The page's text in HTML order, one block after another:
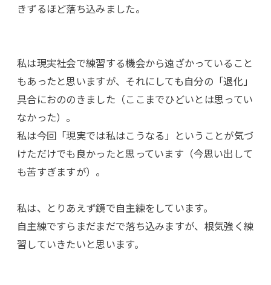
きずるほど落ち込みました。
私は現実社会で練習する機会から遠ざかっていること
もあったと思いますが、それにしても自分の「退化」
具合におののきました（ここまでひどいとは思ってい
なかった）。
私は今回「現実では私はこうなる」ということが気づ
けただけでも良かったと思っています（今思い出して
も苦すぎますが）。
私は、とりあえず鏡で自主練をしています。
自主練ですらまだまだで落ち込みますが、根気強く練
習していきたいと思います。